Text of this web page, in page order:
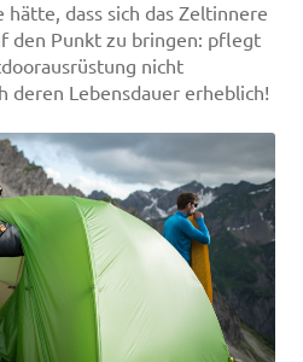
hätte, dass sich das Zeltinnere
den Punkt zu bringen: pflegt
nicht
deren Lebensdauer erheblich!